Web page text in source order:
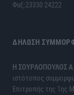
Φαξ:23330 24222
ΔΉΛΩΣΗ
H ΣΟΥΡΛΟΠΟΥΛΟΣ Α
ιστότοπος
Επιτροπής της 1ης